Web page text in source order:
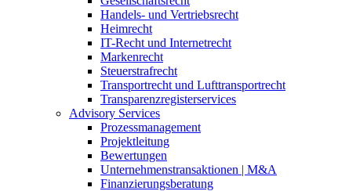
Handels- und Vertriebsrecht
Heimrecht
IT-Recht und Internetrecht
Markenrecht
Steuerstrafrecht
Transportrecht und Lufttransportrecht
Transparenzregisterservices
Advisory Services
Prozessmanagement
Projektleitung
Bewertungen
Unternehmenstransaktionen | M&A
Finanzierungsberatung